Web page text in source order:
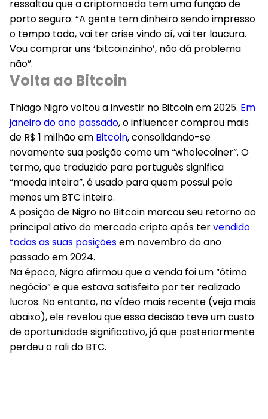
ressaltou que a criptomoeda tem uma função de
porto seguro: “A gente tem dinheiro sendo impresso
o tempo todo, vai ter crise vindo aí, vai ter loucura.
Vou comprar uns ‘bitcoinzinho’, não dá problema
não”.
Volta ao Bitcoin
Thiago Nigro voltou a investir no Bitcoin em 2025. Em
janeiro do ano passado, o influencer comprou mais
de R$ 1 milhão em Bitcoin, consolidando-se
novamente sua posição como um “wholecoiner”. O
termo, que traduzido para português significa
“moeda inteira”, é usado para quem possui pelo
menos um BTC inteiro.
A posição de Nigro no Bitcoin marcou seu retorno ao
principal ativo do mercado cripto após tervendido
todas as suas posiçõesem novembro do ano
passado em 2024.
Na época, Nigro afirmou que a venda foi um “ótimo
negócio” e que estava satisfeito por ter realizado
lucros. No entanto, no vídeo mais recente (veja mais
abaixo), ele revelou que essa decisão teve um custo
de oportunidade significativo, já que posteriormente
perdeu o rali do BTC.